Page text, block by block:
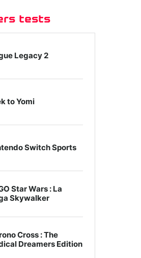
tests
Legacy 2
to Yomi
Switch Sports
Star Wars : La
Skywalker
Cross : The
Dreamers Edition